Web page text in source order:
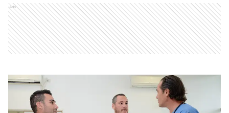
Ads